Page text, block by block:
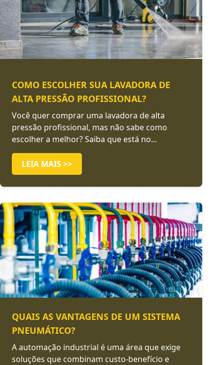
COMO ESCOLHER SUA LAVADORA DE
ALTA PRESSÃO PROFISSIONAL?
Você quer comprar uma lavadora de alta
pressão profissional, mas não sabe como
escolher a melhor? Saiba que está no...
LEIA MAIS >>
QUAIS AS VANTAGENS DE UM SISTEMA
PNEUMÁTICO?
A automação industrial é uma área que exige
soluções que combinam custo-benefício e